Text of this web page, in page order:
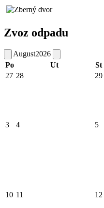
Zvoz odpadu
August2026
Po
Ut St
27 28 29
3 4 5
10 11 12